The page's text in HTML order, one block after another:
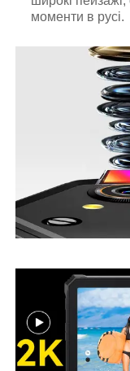
моменти в русі.